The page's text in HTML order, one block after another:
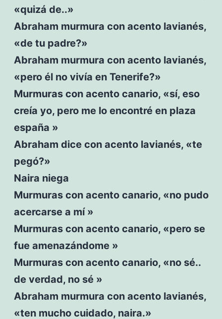
«quizá de..»
Abraham murmura con acento lavianés,
«de tu padre?»
Abraham murmura con acento lavianés,
«pero él no vivía en Tenerife?»
Murmuras con acento canario, «sí, eso
creía yo, pero me lo encontré en plaza
españa »
Abraham dice con acento lavianés, «te
pegó?»
Naira niega
Murmuras con acento canario, «no pudo
acercarse a mí »
Murmuras con acento canario, «pero se
fue amenazándome »
Murmuras con acento canario, «no sé..
de verdad, no sé »
Abraham murmura con acento lavianés,
«ten mucho cuidado, naira.»